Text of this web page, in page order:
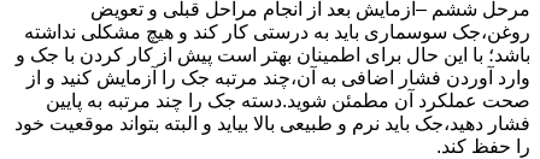
مرحل ششم –آزمایش بعد از انجام مراحل قبلی و تعویض
روغن،جک سوسماری باید به درستی کار کند و هیچ مشکلی نداشته
باشد؛ با این حال برای اطمینان بهتر است پیش از کار کردن با جک و
وارد آوردن فشار اضافی به آن،چند مرتبه جک را آزمایش کنید و از
صحت عملکرد آن مطمئن شوید.دسته جک را چند مرتبه به پایین
فشار دهید،جک باید نرم و طبیعی بالا بیاید و البته بتواند موقعیت خود
را حفظ کند.